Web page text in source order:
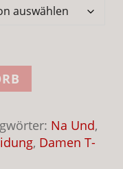
Na Und,
, Damen T-